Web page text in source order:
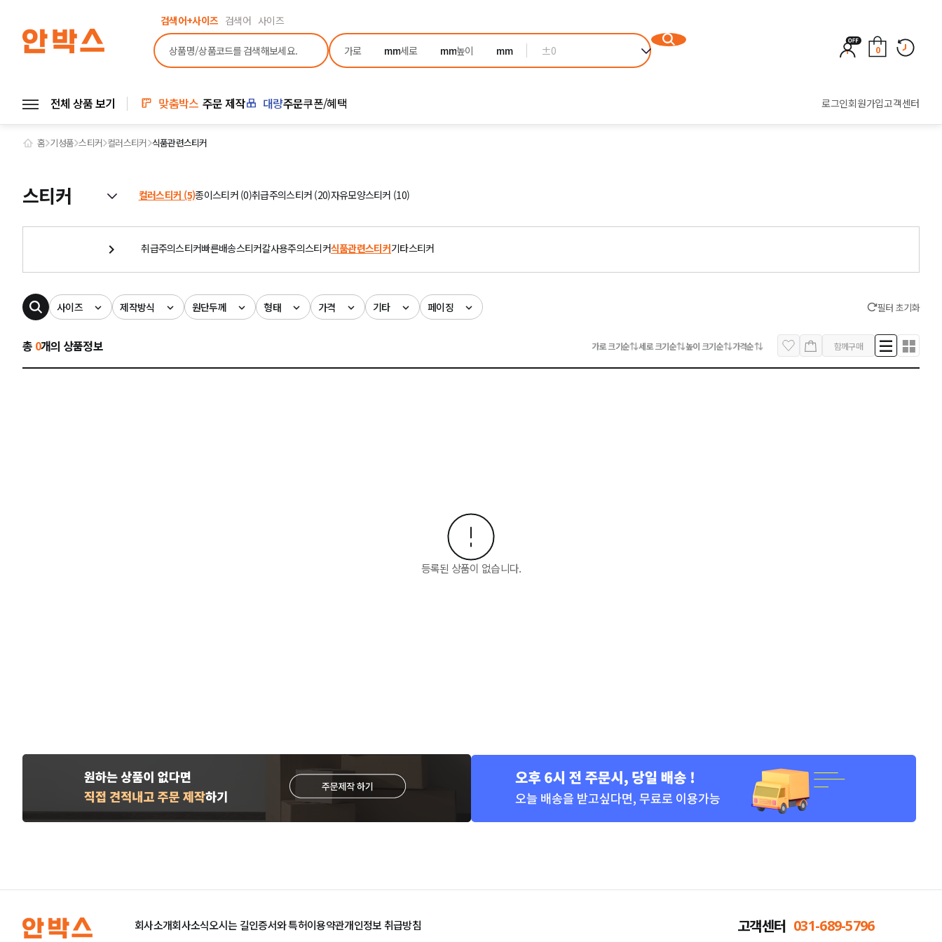
검색어+사이즈 검색어 사이즈
±0 0
전체 상품 보기 맞춤박스 주문 제작 대량주문쿠폰/혜택 로그인회원가입고객센터
홈 기성품 스티커 컬러스티커 식품관련스티커
스티커 컬러스티커 (5)종이스티커 (0)취급주의스티커 (20)자유모양스티커 (10)
취급주의스티커빠른배송스티커칼사용주의스티커식품관련스티커기타스티커
사이즈 제작방식 원단두께 형태 가격 기타 페이징 필터 초기화
총 0개의 상품정보 가로 크기순 세로 크기순 높이 크기순 가격순 함께구매
등록된 상품이 없습니다.
회사소개회사소식오시는 길인증서와 특허이용약관개인정보 취급방침 고객센터 031-689-5796